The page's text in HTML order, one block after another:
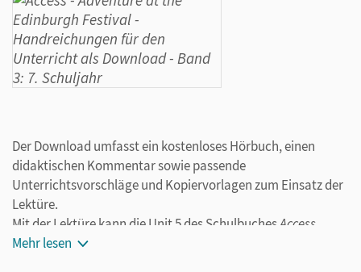
Der Download umfasst ein kostenloses Hörbuch, einen
didaktischen Kommentar sowie passende
Unterrichtsvorschläge und Kopiervorlagen zum Einsatz der
Lektüre.
Mit der Lektüre kann die Unit 5 des Schulbuches Access
3ersetzt werden.
Mehr lesen